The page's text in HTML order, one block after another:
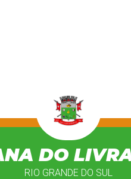
DO
RIO GRANDE DO SUL